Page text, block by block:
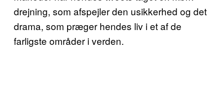
drejning, som afspejler den usikkerhed og det
drama, som præger hendes liv i et af de
farligste områder i verden.